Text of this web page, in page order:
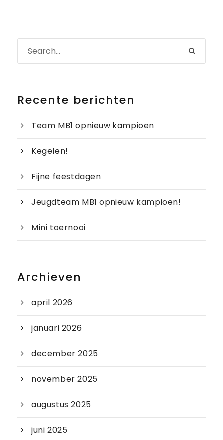
Recente berichten
Team MB1 opnieuw kampioen
Kegelen!
Fijne feestdagen
Jeugdteam MB1 opnieuw kampioen!
Mini toernooi
Archieven
april 2026
januari 2026
december 2025
november 2025
augustus 2025
juni 2025